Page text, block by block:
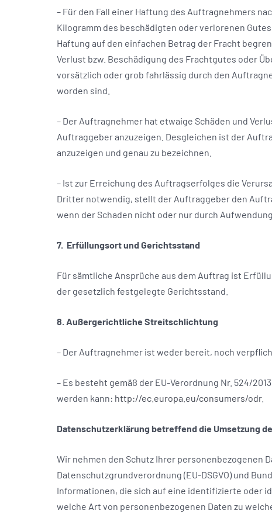
– Für den Fall einer Haftung des Auftragnehmers
Kilogramm des beschädigten oder verlorenen
Haftung auf den einfachen Betrag der Fracht
Verlust bzw. Beschädigung des Frachtgutes oder
vorsätzlich oder grob fahrlässig durch den
worden sind.
– Der Auftragnehmer hat etwaige Schäden und
Auftraggeber anzuzeigen. Desgleichen ist der
anzuzeigen und genau zu bezeichnen.
– Ist zur Erreichung des Auftragserfolges die
Dritter notwendig, stellt der Auftraggeber den
wenn der Schaden nicht oder nur durch
7. Erfüllungsort und Gerichtsstand
Für sämtliche Ansprüche aus dem Auftrag ist
der gesetzlich festgelegte Gerichtsstand.
8. Außergerichtliche Streitschlichtung
– Der Auftragnehmer ist weder bereit, noch
– Es besteht gemäß der EU-Verordnung Nr. 524/
werden kann: http://ec.europa.eu/consumers/odr.
Datenschutzerklärung betreffend die Umsetzung
Wir nehmen den Schutz Ihrer personenbezogenen
Datenschutzgrundverordnung (EU-DSGVO) und
Informationen, die sich auf eine identifizierte oder
welche Art von personenbezogenen Daten zu